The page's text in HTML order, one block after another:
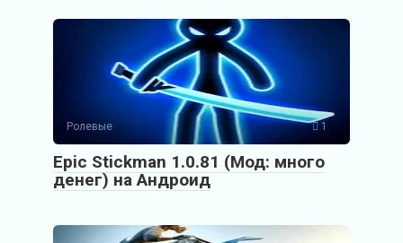
Ролевые 1
Epic Stickman 1.0.81 (Мод: много
денег) на Андроид